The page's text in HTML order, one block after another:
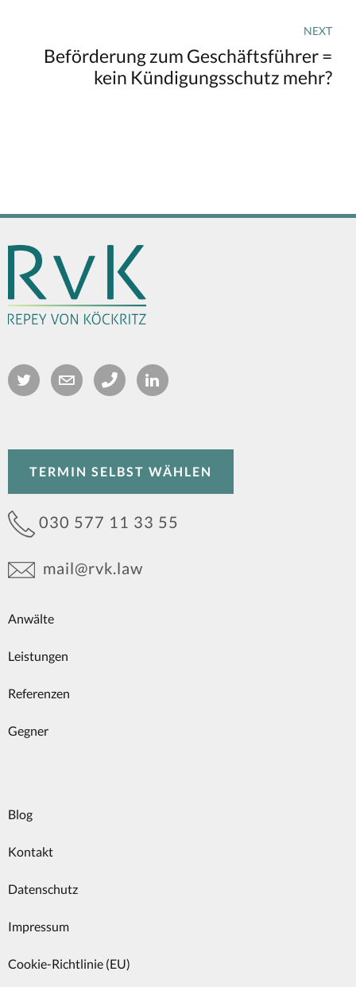
NEXT
Beförderung zum Geschäftsführer =
kein Kündigungsschutz mehr?
Anwälte
Leistungen
Referenzen
Gegner
Blog
Kontakt
Datenschutz
Impressum
Cookie-Richtlinie (EU)
TERMIN SELBST WÄHLEN
030 577 11 33 55
mail@rvk.law